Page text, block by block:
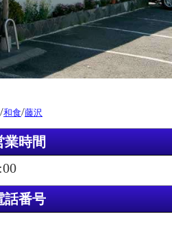
/和食/藤沢
業時間
話番号